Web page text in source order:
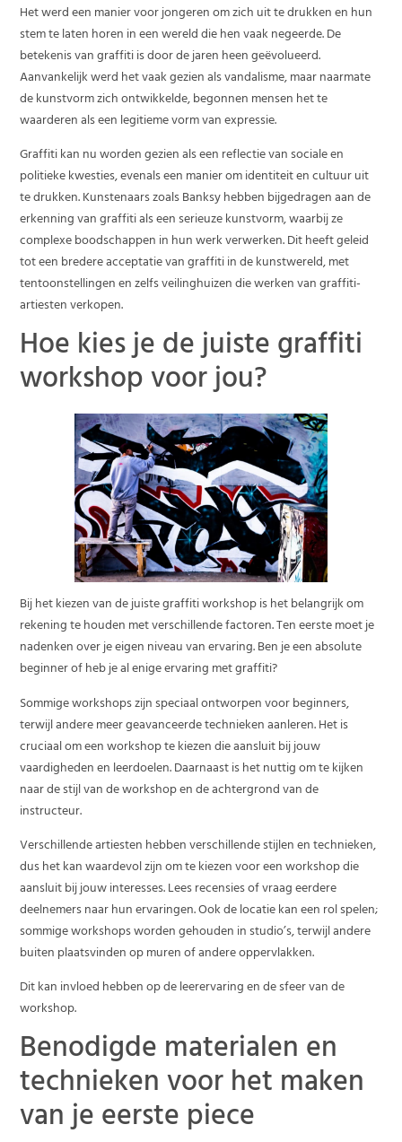
Het werd een manier voor jongeren om zich uit te drukken en hun
stem te laten horen in een wereld die hen vaak negeerde. De
betekenis van graffiti is door de jaren heen geëvolueerd.
Aanvankelijk werd het vaak gezien als vandalisme, maar naarmate
de kunstvorm zich ontwikkelde, begonnen mensen het te
waarderen als een legitieme vorm van expressie.
Graffiti kan nu worden gezien als een reflectie van sociale en
politieke kwesties, evenals een manier om identiteit en cultuur uit
te drukken. Kunstenaars zoals Banksy hebben bijgedragen aan de
erkenning van graffiti als een serieuze kunstvorm, waarbij ze
complexe boodschappen in hun werk verwerken. Dit heeft geleid
tot een bredere acceptatie van graffiti in de kunstwereld, met
tentoonstellingen en zelfs veilinghuizen die werken van graffiti-
artiesten verkopen.
Hoe kies je de juiste graffiti
workshop voor jou?
Bij het kiezen van de juiste graffiti workshop is het belangrijk om
rekening te houden met verschillende factoren. Ten eerste moet je
nadenken over je eigen niveau van ervaring. Ben je een absolute
beginner of heb je al enige ervaring met graffiti?
Sommige workshops zijn speciaal ontworpen voor beginners,
terwijl andere meer geavanceerde technieken aanleren. Het is
cruciaal om een workshop te kiezen die aansluit bij jouw
vaardigheden en leerdoelen. Daarnaast is het nuttig om te kijken
naar de stijl van de workshop en de achtergrond van de
instructeur.
Verschillende artiesten hebben verschillende stijlen en technieken,
dus het kan waardevol zijn om te kiezen voor een workshop die
aansluit bij jouw interesses. Lees recensies of vraag eerdere
deelnemers naar hun ervaringen. Ook de locatie kan een rol spelen;
sommige workshops worden gehouden in studio’s, terwijl andere
buiten plaatsvinden op muren of andere oppervlakken.
Dit kan invloed hebben op de leerervaring en de sfeer van de
workshop.
Benodigde materialen en
technieken voor het maken
van je eerste piece